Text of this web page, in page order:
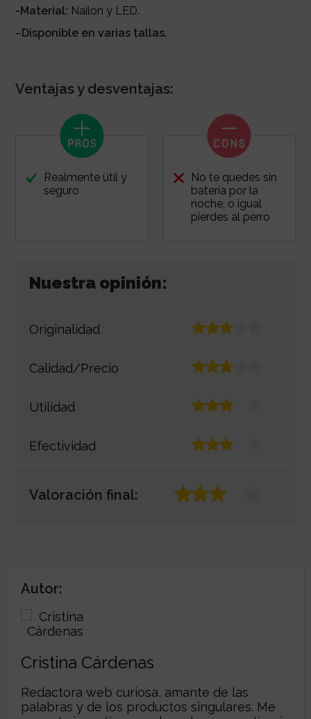
-Material: Nailon y LED.
– Disponible en varias tallas.
Ventajas y desventajas:
Realmente útil y
seguro
No te quedes sin
batería por la
noche, o igual
pierdes al perro
Nuestra opinión:
Originalidad
Calidad/Precio
Utilidad
Efectividad
Valoración final:
Autor:
Cristina Cárdenas
Redactora web curiosa, amante de las
palabras y de los productos singulares. Me